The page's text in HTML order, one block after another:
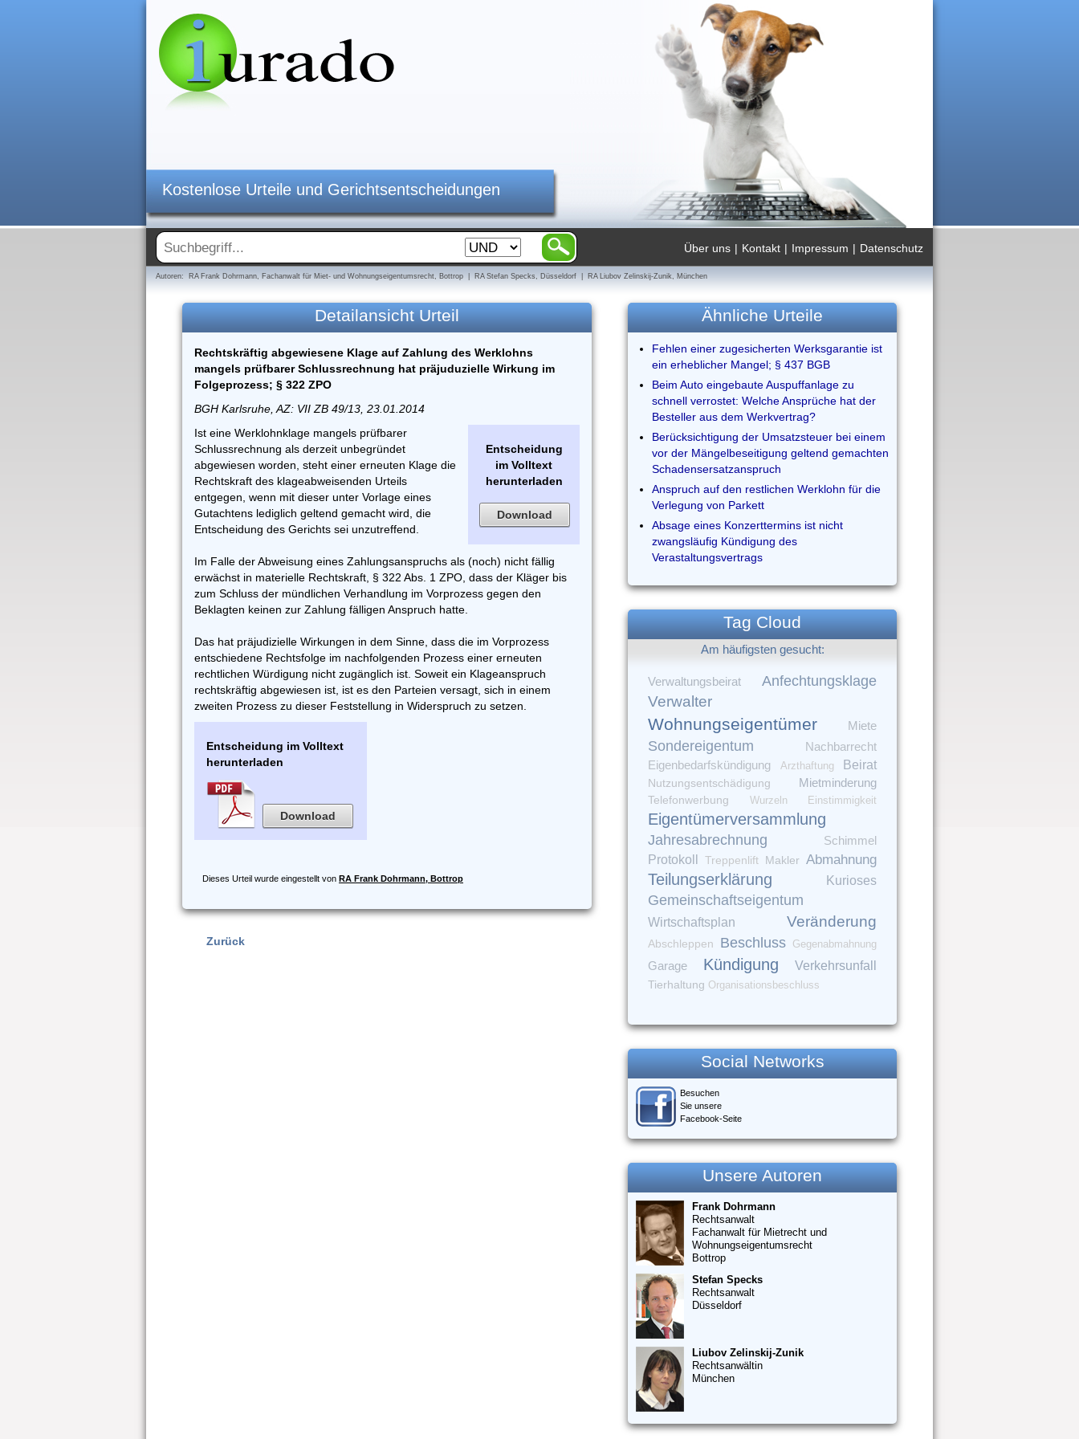
Kostenlose Urteile und Gerichtsentscheidungen
Datenschutz
|
Impressum
|
Kontakt
|
Über uns
Autoren: RA Frank Dohrmann, Fachanwalt für Miet- und Wohnungseigentumsrecht, Bottrop | RA Stefan Specks, Düsseldorf | RA Liubov Zelinskij-Zunik, München
Detailansicht Urteil
Rechtskräftig abgewiesene Klage auf Zahlung des Werklohns
mangels prüfbarer Schlussrechnung hat präjuduzielle Wirkung im
Folgeprozess; § 322 ZPO
BGH Karlsruhe, AZ: VII ZB 49/13, 23.01.2014
Entscheidung
im Volltext
herunterladen
Download
Ist eine Werklohnklage mangels prüfbarer
Schlussrechnung als derzeit unbegründet
abgewiesen worden, steht einer erneuten Klage die
Rechtskraft des klageabweisenden Urteils
entgegen, wenn mit dieser unter Vorlage eines
Gutachtens lediglich geltend gemacht wird, die
Entscheidung des Gerichts sei unzutreffend.
Im Falle der Abweisung eines Zahlungsanspruchs als (noch) nicht fällig
erwächst in materielle Rechtskraft, § 322 Abs. 1 ZPO, dass der Kläger bis
zum Schluss der mündlichen Verhandlung im Vorprozess gegen den
Beklagten keinen zur Zahlung fälligen Anspruch hatte.
Das hat präjudizielle Wirkungen in dem Sinne, dass die im Vorprozess
entschiedene Rechtsfolge im nachfolgenden Prozess einer erneuten
rechtlichen Würdigung nicht zugänglich ist. Soweit ein Klageanspruch
rechtskräftig abgewiesen ist, ist es den Parteien versagt, sich in einem
zweiten Prozess zu dieser Feststellung in Widerspruch zu setzen.
Entscheidung im Volltext
herunterladen
Download
Dieses Urteil wurde eingestellt von RA Frank Dohrmann, Bottrop
Zurück
Ähnliche Urteile
Fehlen einer zugesicherten Werksgarantie ist
ein erheblicher Mangel; § 437 BGB
Beim Auto eingebaute Auspuffanlage zu
schnell verrostet: Welche Ansprüche hat der
Besteller aus dem Werkvertrag?
Berücksichtigung der Umsatzsteuer bei einem
vor der Mängelbeseitigung geltend gemachten
Schadensersatzanspruch
Anspruch auf den restlichen Werklohn für die
Verlegung von Parkett
Absage eines Konzerttermins ist nicht
zwangsläufig Kündigung des
Verastaltungsvertrags
Tag Cloud
Am häufigsten gesucht:
Verwaltungsbeirat Anfechtungsklage
Verwalter
Wohnungseigentümer Miete
Sondereigentum
Nachbarrecht
Eigenbedarfskündigung
Arzthaftung Beirat
Nutzungsentschädigung Mietminderung
Telefonwerbung Wurzeln Einstimmigkeit
Eigentümerversammlung
Jahresabrechnung Schimmel
Protokoll Treppenlift Makler Abmahnung
Teilungserklärung Kurioses
Gemeinschaftseigentum
Wirtschaftsplan Veränderung
Abschleppen Beschluss Gegenabmahnung
Garage Kündigung Verkehrsunfall
Tierhaltung Organisationsbeschluss
Social Networks
Besuchen
Sie unsere
Facebook-Seite
Unsere Autoren
Frank Dohrmann
Rechtsanwalt
Fachanwalt für Mietrecht und
Wohnungseigentumsrecht
Bottrop
Stefan Specks
Rechtsanwalt
Düsseldorf
Liubov Zelinskij-Zunik
Rechtsanwältin
München